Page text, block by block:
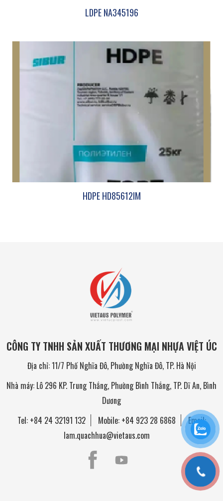
LDPE NA345196
HDPE HD85612IM
CÔNG TY TNHH SẢN XUẤT THƯƠNG MẠI NHỰA VIỆT ÚC
Địa chỉ: 11/7 Phố Nghĩa Đô, Phường Nghĩa Đô, TP. Hà Nội
Nhà máy: Lô 296 KP. Trung Thắng, Phường Bình Thắng, TP. Dĩ An, Bình
Dương
Tel: +84 24 32191 132 Mobile: +84 923 28 6868
Email:
lam.quachhua@vietaus.com